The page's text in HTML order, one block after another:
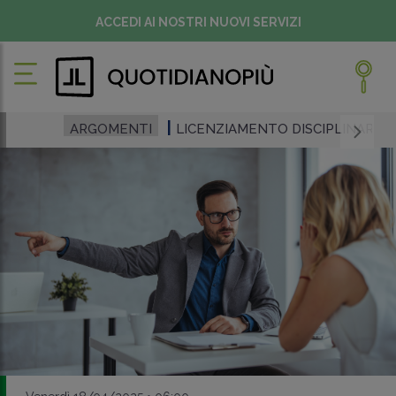
ACCEDI AI NOSTRI NUOVI SERVIZI
ARGOMENTI LICENZIAMENTO DISCIPLINARE